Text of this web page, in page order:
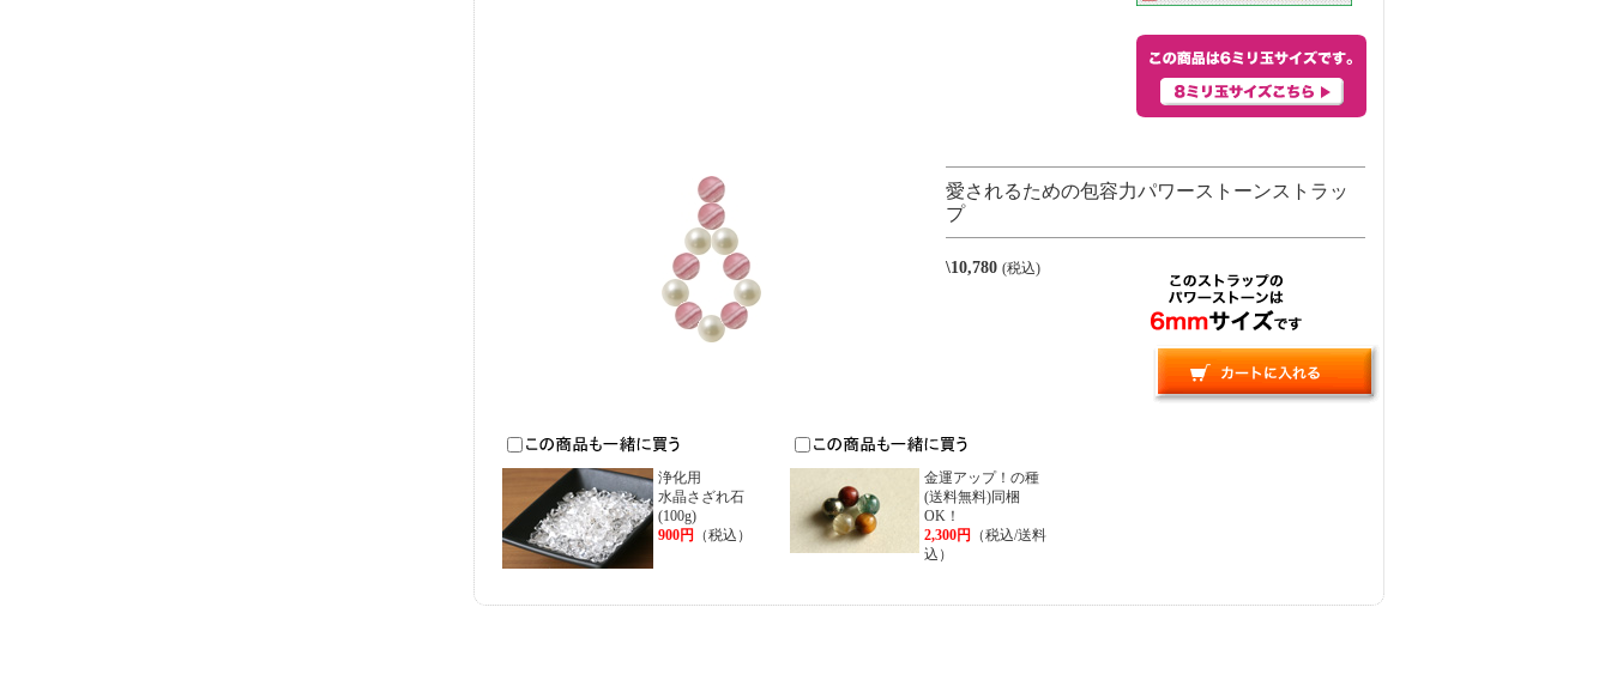
愛されるための包容力パワーストーンストラッ
プ
\10,780 (税込)
浄化用
水晶さざれ石
(100g)
900円
（税込）
金運アップ！の種
(送料無料)同梱
OK！
2,300円
（税込/送料
込）